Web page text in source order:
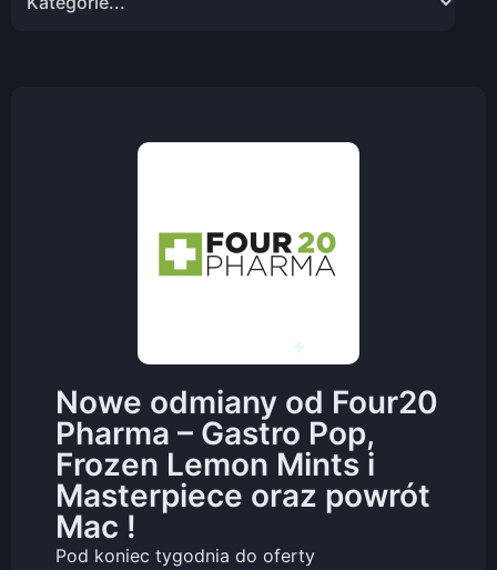
Nowe odmiany od Four20
Pharma – Gastro Pop,
Frozen Lemon Mints i
Masterpiece oraz powrót
Mac !
Pod koniec tygodnia do oferty